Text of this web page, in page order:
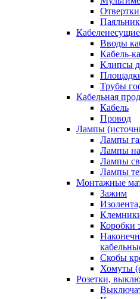
Вводы
Кабель-
Клипсы
Трубы
Кабельная
Кабель
Провод
Лампы
Лампы
Лампы
Лампы
Лампы
Монтажные
Зажим
Коробки
Скобы
Хомуты
Розетки,